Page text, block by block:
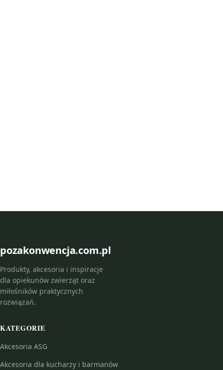
pozakonwencja.com.pl
Produkty, akcesoria i inspiracje
dla opiekunów zwierząt oraz
miłośników praktycznych
rozwiązań.
KATEGORIE
Akcesoria ASG
Akcesoria dla kucharzy i barmanów